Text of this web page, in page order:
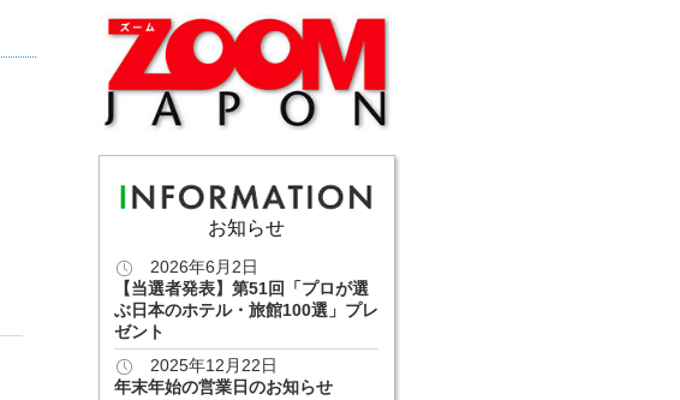
お知らせ
2026年6月2日
【当選者発表】第51回「プロが選
ぶ日本のホテル・旅館100選」プレ
ゼント
2025年12月22日
年末年始の営業日のお知らせ